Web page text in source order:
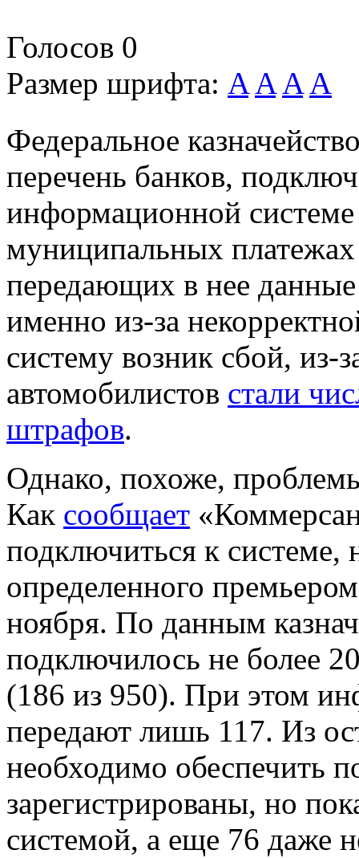
Голосов 0
Размер шрифта: A A A A
Федеральное
перечень банков,
информационной
муниципальных
передающих в нее
именно из-за
систему возник сбой, из-
автомобилистов стали
штрафов.
Однако, похоже,
Как сообщает
подключиться к системе,
определенного
ноября. По данным
подключилось не более
(186 из 950). При этом
передают лишь 117. Из
необходимо обеспечить
зарегистрированы, но
системой, а еще 76 даже